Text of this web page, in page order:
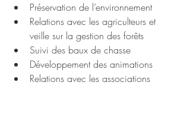
Préservation de l’environnement
Relations avec les agriculteurs et
veille sur la gestion des forêts
Suivi des baux de chasse
Développement des animations
Relations avec les associations